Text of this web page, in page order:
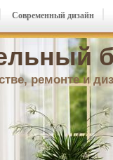
ремонте и
Современный дизайн